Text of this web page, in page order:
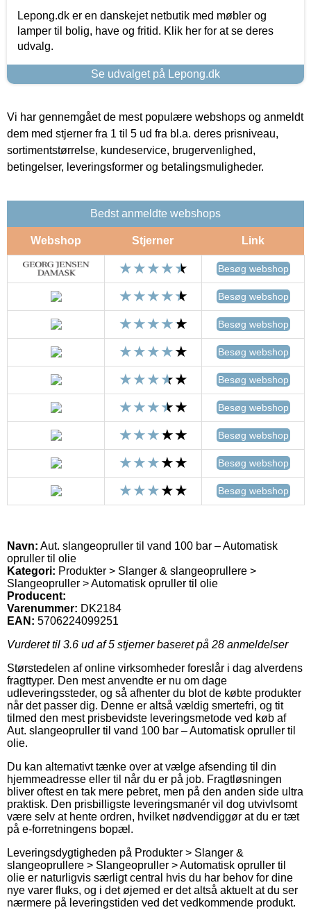
Lepong.dk er en danskejet netbutik med møbler og
lamper til bolig, have og fritid. Klik her for at se deres
udvalg.
Se udvalget på Lepong.dk
Vi har gennemgået de mest populære webshops og anmeldt
dem med stjerner fra 1 til 5 ud fra bl.a. deres prisniveau,
sortimentstørrelse, kundeservice, brugervenlighed,
betingelser, leveringsformer og betalingsmuligheder.
Bedst anmeldte webshops
Webshop Stjerner Link
Besøg webshop
Besøg webshop
Besøg webshop
Besøg webshop
Besøg webshop
Besøg webshop
Besøg webshop
Besøg webshop
Besøg webshop
Navn: Aut. slangeopruller til vand 100 bar – Automatisk
opruller til olie
Kategori: Produkter > Slanger & slangeoprullere >
Slangeopruller > Automatisk opruller til olie
Producent:
Varenummer: DK2184
EAN: 5706224099251
Vurderet til 3.6 ud af 5 stjerner baseret på 28 anmeldelser
Størstedelen af online virksomheder foreslår i dag alverdens
fragttyper. Den mest anvendte er nu om dage
udleveringssteder, og så afhenter du blot de købte produkter
når det passer dig. Denne er altså vældig smertefri, og tit
tilmed den mest prisbevidste leveringsmetode ved køb af
Aut. slangeopruller til vand 100 bar – Automatisk opruller til
olie.
Du kan alternativt tænke over at vælge afsending til din
hjemmeadresse eller til når du er på job. Fragtløsningen
bliver oftest en tak mere pebret, men på den anden side ultra
praktisk. Den prisbilligste leveringsmanér vil dog utvivlsomt
være selv at hente ordren, hvilket nødvendiggør at du er tæt
på e-forretningens bopæl.
Leveringsdygtigheden på Produkter > Slanger &
slangeoprullere > Slangeopruller > Automatisk opruller til
olie er naturligvis særligt central hvis du har behov for dine
nye varer fluks, og i det øjemed er det altså aktuelt at du ser
nærmere på leveringstiden ved det vedkommende produkt.